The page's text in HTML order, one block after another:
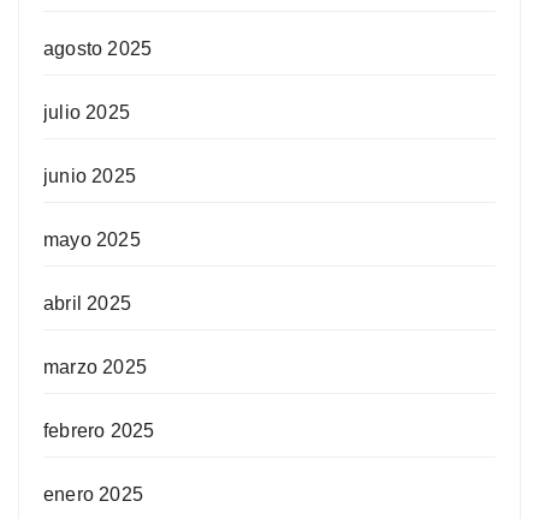
agosto 2025
julio 2025
junio 2025
mayo 2025
abril 2025
marzo 2025
febrero 2025
enero 2025